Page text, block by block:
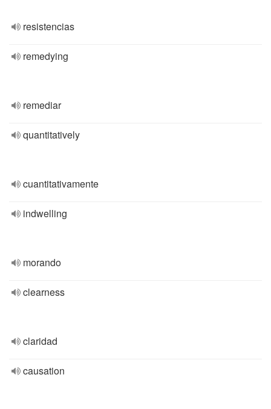
resistencias
remedying
remediar
quantitatively
cuantitativamente
indwelling
morando
clearness
claridad
causation